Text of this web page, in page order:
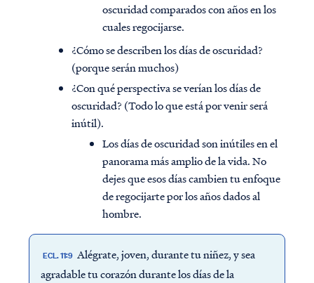
oscuridad comparados con años en los
cuales regocijarse.
¿Cómo se describen los días de oscuridad?
(porque serán muchos)
¿Con qué perspectiva se verían los días de
oscuridad? (Todo lo que está por venir será
inútil).
Los días de oscuridad son inútiles en el
panorama más amplio de la vida. No
dejes que esos días cambien tu enfoque
de regocijarte por los años dados al
hombre.
ECL. 11:9 Alégrate, joven, durante tu niñez, y sea
agradable tu corazón durante los días de la